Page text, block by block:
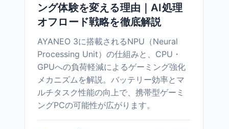
ング体験を変える理由｜AI処理
オフロード戦略を徹底解説
AYANEO 3に搭載されるNPU（Neural
Processing Unit）の仕組みと、CPU・
GPUへの負荷軽減によるゲーミング強化
メカニズムを解説。バッテリー効率とマ
ルチタスク性能の向上で、携帯型ゲーミ
ングPCの可能性が広がります。